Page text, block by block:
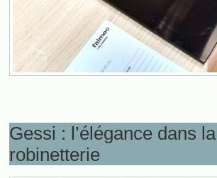
Gessi : l’élégance dans la
robinetterie